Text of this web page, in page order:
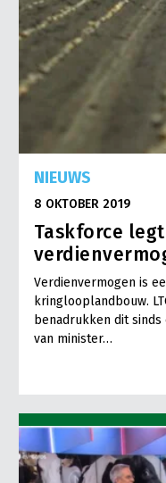
NIEUWS
8 OKTOBER 2019
Taskforce
Verdienvermogen is
kringlooplandbouw.
benadrukken dit
van minister…